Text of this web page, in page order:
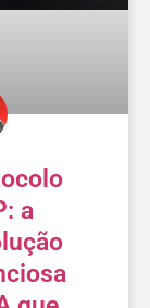
a